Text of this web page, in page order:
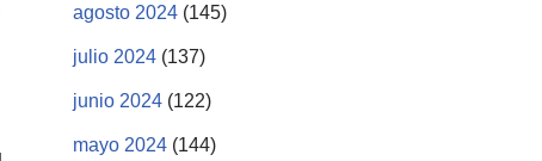
agosto 2024 (145)
julio 2024 (137)
junio 2024 (122)
mayo 2024 (144)